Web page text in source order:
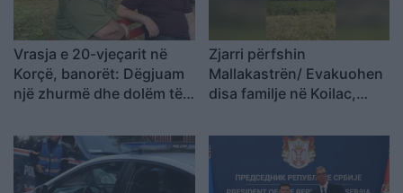
Vrasja e 20-vjeçarit në
Korçë, banorët: Dëgjuam
një zhurmë dhe dolëm të
ndodhur
Zjarri përfshin
Mallakastrën/ Evakuohen
disa familje në Koilac,
banesave